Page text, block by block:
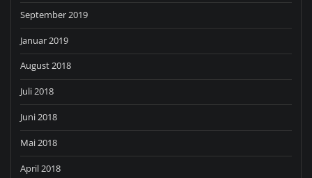
September 2019
Januar 2019
August 2018
Juli 2018
Juni 2018
Mai 2018
April 2018